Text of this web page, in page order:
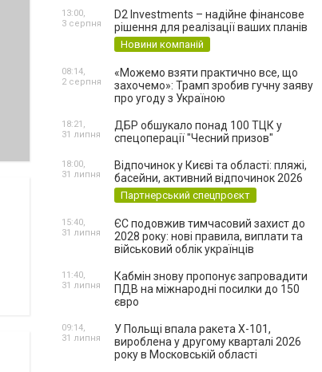
D2 Investments – надійне фінансове
рішення для реалізації ваших планів
Новини компаній
13:00,
3 серпня
«Можемо взяти практично все, що
захочемо»: Трамп зробив гучну заяву
про угоду з Україною
08:14,
2 серпня
ДБР обшукало понад 100 ТЦК у
спецоперації "Чесний призов"
18:21,
31 липня
Відпочинок у Києві та області: пляжі,
басейни, активний відпочинок 2026
Партнерський спецпроєкт
18:00,
31 липня
ЄС подовжив тимчасовий захист до
2028 року: нові правила, виплати та
військовий облік українців
15:40,
31 липня
Кабмін знову пропонує запровадити
ПДВ на міжнародні посилки до 150
євро
11:40,
31 липня
У Польщі впала ракета Х-101,
вироблена у другому кварталі 2026
року в Московській області
09:14,
31 липня